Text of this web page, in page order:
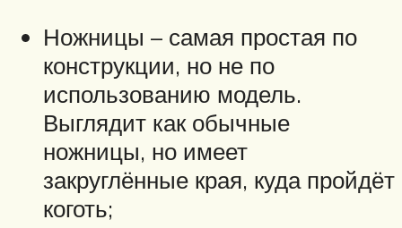
Ножницы – самая простая по
конструкции, но не по
использованию модель.
Выглядит как обычные
ножницы, но имеет
закруглённые края, куда пройдёт
коготь;